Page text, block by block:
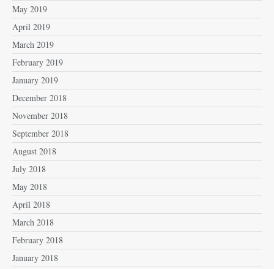
May 2019
April 2019
March 2019
February 2019
January 2019
December 2018
November 2018
September 2018
August 2018
July 2018
May 2018
April 2018
March 2018
February 2018
January 2018